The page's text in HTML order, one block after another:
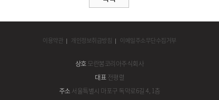
이용약관 개인정보취급방침 이메일주소무단수집거부
상호 모란봉코리아주식회사
대표 전평렬
주소 서울특별시 마포구 독막로6길 4, 1층